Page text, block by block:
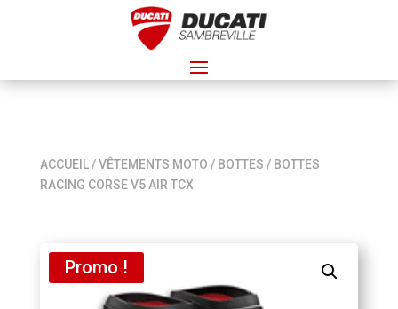
ACCUEIL/VÊTEMENTS MOTO / BOTTES / BOTTES
RACING CORSE V5 AIR TCX
Promo !